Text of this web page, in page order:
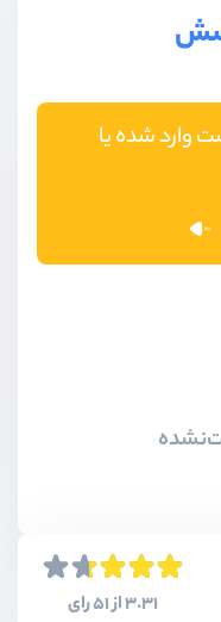
وارد شده یا
3.31 از 51 رای